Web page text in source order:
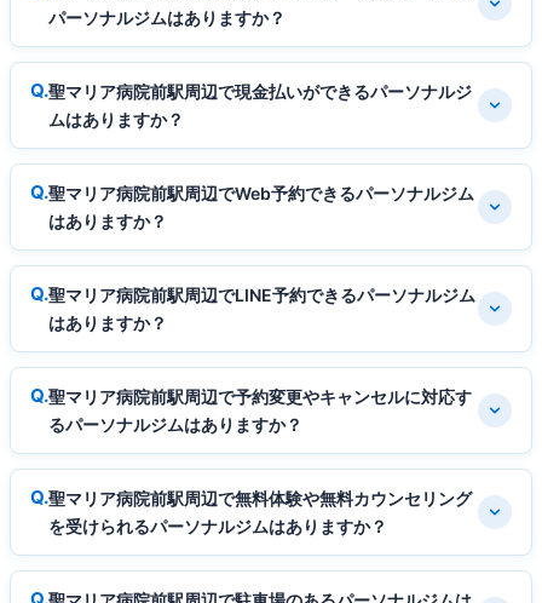
パーソナルジムはありますか？
聖マリア病院前駅周辺で現金払いができるパーソナルジ
ムはありますか？
聖マリア病院前駅周辺でWeb予約できるパーソナルジム
はありますか？
聖マリア病院前駅周辺でLINE予約できるパーソナルジム
はありますか？
聖マリア病院前駅周辺で予約変更やキャンセルに対応す
るパーソナルジムはありますか？
聖マリア病院前駅周辺で無料体験や無料カウンセリング
を受けられるパーソナルジムはありますか？